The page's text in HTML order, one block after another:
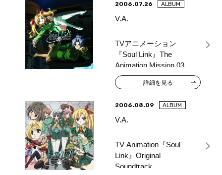
2006.07.26 ALBUM
V.A.
TVアニメーション
『Soul Link』The
Animation Mission 03
詳細を見る
2006.08.09 ALBUM
V.A.
TV Animation『Soul
Link』Original
Soundtrack